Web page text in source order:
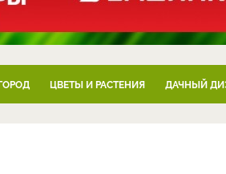
ЦВЕТЫ И РАСТЕНИЯ ДАЧНЫЙ